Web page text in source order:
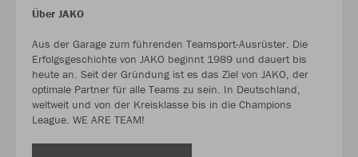
Über JAKO
Aus der Garage zum führenden Teamsport-Ausrüster. Die
Erfolgsgeschichte von JAKO beginnt 1989 und dauert bis
heute an. Seit der Gründung ist es das Ziel von JAKO, der
optimale Partner für alle Teams zu sein. In Deutschland,
weltweit und von der Kreisklasse bis in die Champions
League. WE ARE TEAM!